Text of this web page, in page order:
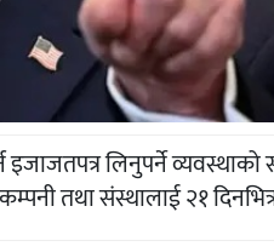
लिनुपर्ने
तथा संस्थालाई २१